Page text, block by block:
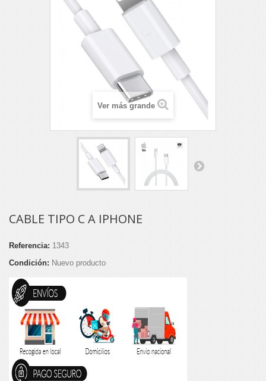
Ver más grande
CABLE TIPO C A IPHONE
Referencia: 1343
Condición: Nuevo producto